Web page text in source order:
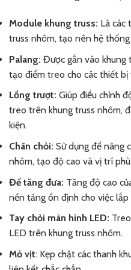
Module khung truss: Là các
truss nhôm, tạo nên hệ
Palang: Được gắn vào khung
tạo điểm treo cho các thiết bị
Lồng trượt: Giúp điều chỉnh
treo trên khung truss nhôm,
kiện.
Chân chỏi: Sử dụng để nâng
nhôm, tạo độ cao và vị trí
Đế tăng đưa: Tăng độ cao
nền tảng ổn định cho việc lắp
Tay chỏi màn hình LED:
LED trên khung truss nhôm.
Mỏ vịt: Kẹp chặt các thanh